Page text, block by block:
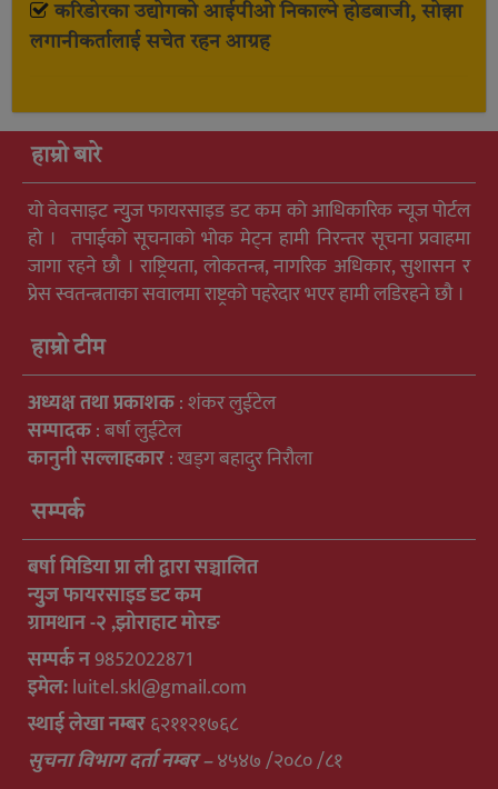
करिडोरका उद्योगको आईपीओ निकाल्ने होडबाजी, सोझा
लगानीकर्तालाई सचेत रहन आग्रह
हाम्रो बारे
यो वेवसाइट न्युुज फायरसाइड डट कम को आधिकारिक न्यूज पोर्टल
हो । तपाईको सूचनाको भोक मेट्न हामी निरन्तर सूचना प्रवाहमा
जागा रहने छौ । राष्ट्रियता, लोकतन्त्र, नागरिक अधिकार, सुशासन र
प्रेस स्वतन्त्रताका सवालमा राष्ट्रको पहरेदार भएर हामी लडिरहने छौ ।
हाम्रो टीम
अध्यक्ष तथा प्रकाशक: शंकर लुईटेल
सम्पादक: बर्षा लुईटेल
कानुनी सल्लाहकार: खड्ग बहादुर निरौला
सम्पर्क
बर्षा मिडिया प्रा ली द्वारा सञ्चालित
न्युुज फायरसाइड डट कम
ग्रामथान -२ ,झोराहाट मोरङ
सम्पर्क न9852022871
इमेल:luitel.skl@gmail.com
स्थाई लेखा नम्बर६२११२१७६८
सुचना विभाग दर्ता नम्बर –४५४७ /२०८० /८१